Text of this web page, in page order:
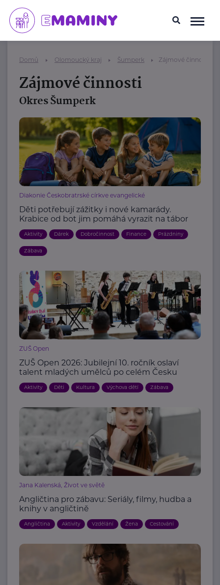
Domů Olomoucký kraj Šumperk Zájmové činnosti
Zájmové činnosti
Okres Šumperk
Diakonie Českobratrské církve evangelické
Děti potřebují zážitky i nové kamarády.
Krabice od bot jim pomáhá vyrazit na tábor
Aktivity Dárek Dobročinnost Finance Prázdniny
Zábava
ZUŠ Open
ZUŠ Open 2026: Jubilejní 10. ročník oslaví
talent mladých umělců po celém Česku
Aktivity Děti Kultura Výchova dětí Zábava
Jana Kalenská, Život ve světě
Angličtina pro zábavu: Seriály, filmy, hudba a
knihy v angličtině
Angličtina Aktivity Vzdělání Žena Cestování